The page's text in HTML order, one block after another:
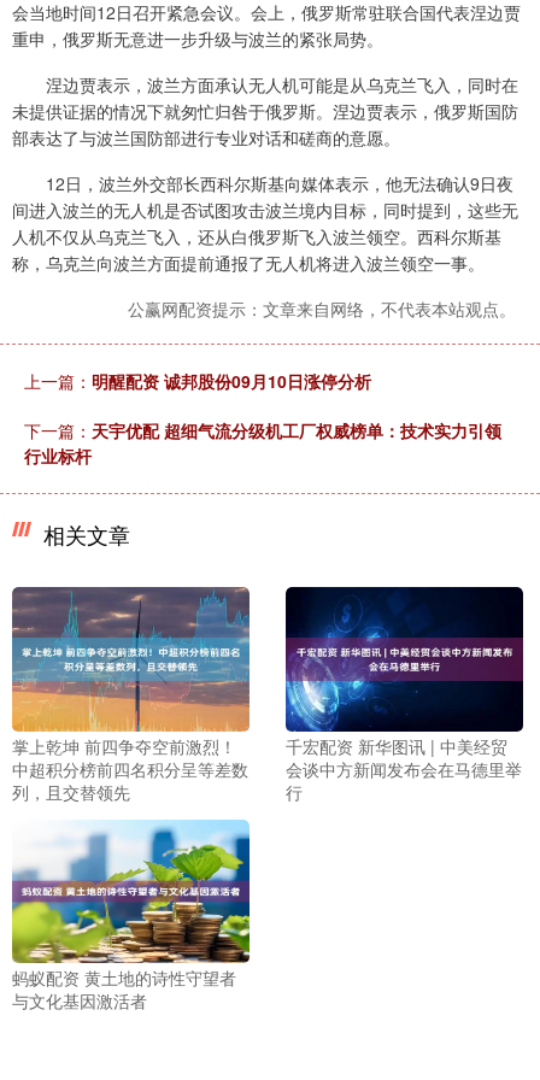
会当地时间12日召开紧急会议。会上，俄罗斯常驻联合国代表涅边贾
重申，俄罗斯无意进一步升级与波兰的紧张局势。
涅边贾表示，波兰方面承认无人机可能是从乌克兰飞入，同时在
未提供证据的情况下就匆忙归咎于俄罗斯。涅边贾表示，俄罗斯国防
部表达了与波兰国防部进行专业对话和磋商的意愿。
12日，波兰外交部长西科尔斯基向媒体表示，他无法确认9日夜
间进入波兰的无人机是否试图攻击波兰境内目标，同时提到，这些无
人机不仅从乌克兰飞入，还从白俄罗斯飞入波兰领空。西科尔斯基
称，乌克兰向波兰方面提前通报了无人机将进入波兰领空一事。
公赢网配资提示：文章来自网络，不代表本站观点。
上一篇： 明醒配资 诚邦股份09月10日涨停分析
下一篇： 天宇优配 超细气流分级机工厂权威榜单：技术实力引领
行业标杆
相关文章
掌上乾坤 前四争夺空前激烈！
中超积分榜前四名积分呈等差数
列，且交替领先
千宏配资 新华图讯 | 中美经贸
会谈中方新闻发布会在马德里举
行
蚂蚁配资 黄土地的诗性守望者
与文化基因激活者